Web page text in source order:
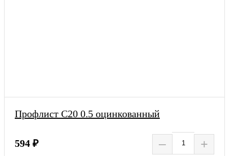
Профлист С20 0.5 оцинкованный
594 ₽ – +